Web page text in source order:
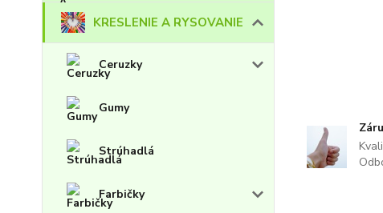
KRESLENIE A RYSOVANIE
Ceruzky
Gumy
Strúhadlá
Farbičky